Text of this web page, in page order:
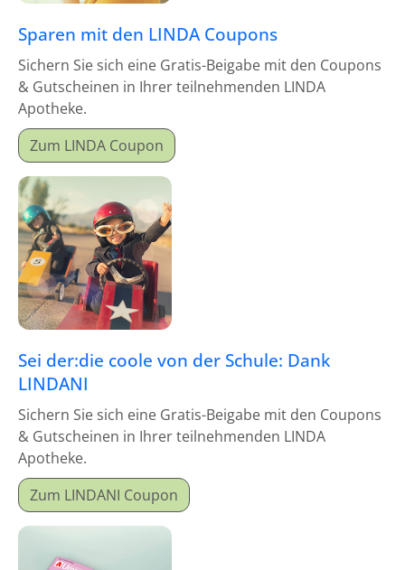
Sparen mit den LINDA Coupons
Sichern Sie sich eine Gratis-Beigabe mit den Coupons
& Gutscheinen in Ihrer teilnehmenden LINDA
Apotheke.
Zum LINDA Coupon
Sei der:die coole von der Schule: Dank
LINDANI
Sichern Sie sich eine Gratis-Beigabe mit den Coupons
& Gutscheinen in Ihrer teilnehmenden LINDA
Apotheke.
Zum LINDANI Coupon